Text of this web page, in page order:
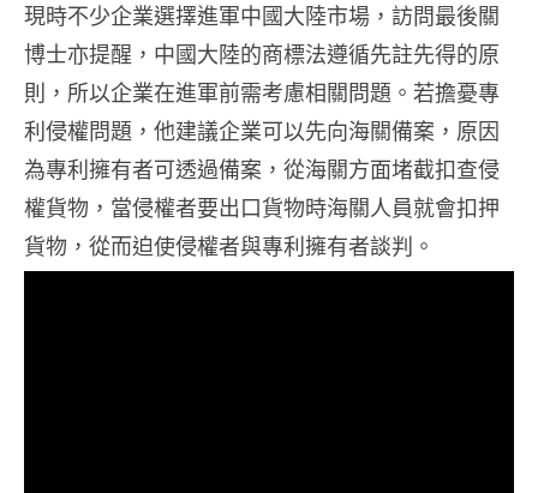
現時不少企業選擇進軍中國大陸市場，訪問最後關
博士亦提醒，中國大陸的商標法遵循先註先得的原
則，所以企業在進軍前需考慮相關問題。若擔憂專
利侵權問題，他建議企業可以先向海關備案，原因
為專利擁有者可透過備案，從海關方面堵截扣查侵
權貨物，當侵權者要出口貨物時海關人員就會扣押
貨物，從而迫使侵權者與專利擁有者談判。